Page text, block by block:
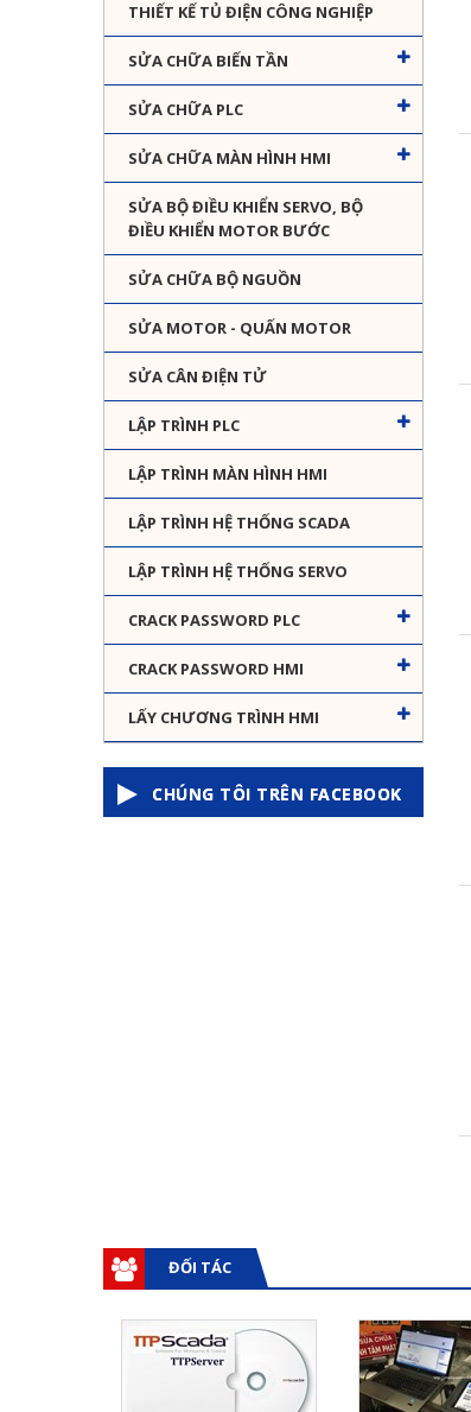
THIẾT KẾ TỦ ĐIỆN CÔNG NGHIỆP
SỬA CHỮA BIẾN TẦN
SỬA CHỮA PLC
SỬA CHỮA MÀN HÌNH HMI
SỬA BỘ ĐIỀU KHIỂN SERVO, BỘ
ĐIỀU KHIỂN MOTOR BƯỚC
SỬA CHỮA BỘ NGUỒN
SỬA MOTOR - QUẤN MOTOR
SỬA CÂN ĐIỆN TỬ
LẬP TRÌNH PLC
LẬP TRÌNH MÀN HÌNH HMI
LẬP TRÌNH HỆ THỐNG SCADA
LẬP TRÌNH HỆ THỐNG SERVO
CRACK PASSWORD PLC
CRACK PASSWORD HMI
LẤY CHƯƠNG TRÌNH HMI
CHÚNG TÔI TRÊN FACEBOOK
ĐỐI TÁC